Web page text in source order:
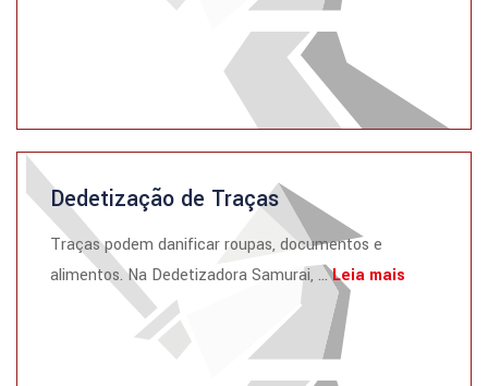
Dedetização de Traças
Traças podem danificar roupas, documentos e
alimentos. Na Dedetizadora Samurai, ...Leia mais